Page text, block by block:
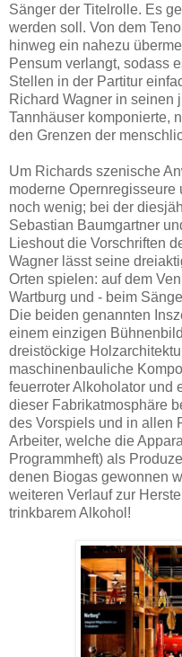
Sänger der Titelrolle. Es
werden soll. Von dem
hinweg ein nahezu
Pensum verlangt, sodass
Stellen in der Partitur
Richard Wagner in seinen
Tannhäuser komponierte,
den Grenzen der
Um Richards szenische
moderne
noch wenig; bei der
Sebastian Baumgartner
Lieshout die Vorschriften
Wagner lässt seine
Orten spielen: auf dem
Wartburg und - beim
Die beiden genannten
einem einzigen
dreistöckige
maschinenbauliche
feuerroter Alkoholator und
dieser Fabrikatmosphäre
des Vorspiels und in allen
Arbeiter, welche die
Programmheft) als
denen Biogas gewonnen
weiteren Verlauf zur
trinkbarem Alkohol!